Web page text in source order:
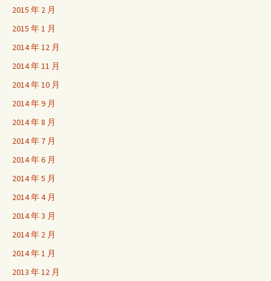
2015 年 2 月
2015 年 1 月
2014 年 12 月
2014 年 11 月
2014 年 10 月
2014 年 9 月
2014 年 8 月
2014 年 7 月
2014 年 6 月
2014 年 5 月
2014 年 4 月
2014 年 3 月
2014 年 2 月
2014 年 1 月
2013 年 12 月